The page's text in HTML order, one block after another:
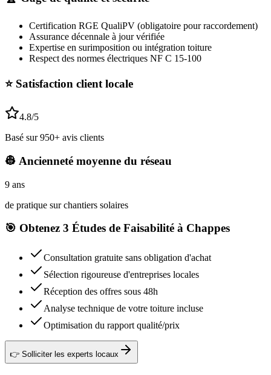
Certification RGE QualiPV (obligatoire pour raccordement)
Assurance décennale à jour vérifiée
Expertise en surimposition ou intégration toiture
Respect des normes électriques NF C 15-100
⭐ Satisfaction client locale
4.8/5
Basé sur950+ avis clients
👷 Ancienneté moyenne du réseau
9 ans
de pratique sur chantiers solaires
🎯 Obtenez 3 Études de Faisabilité à Chappes
Consultation gratuite sans obligation d'achat
Sélection rigoureuse d'entreprises locales
Réception des offres sous 48h
Analyse technique de votre toiture incluse
Optimisation du rapport qualité/prix
👉 Solliciter les experts locaux